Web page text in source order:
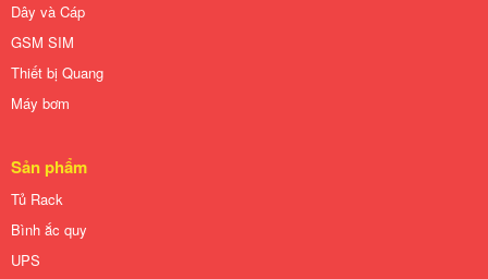
Dây và Cáp
GSM SIM
Thiết bị Quang
Máy bơm
Sản phẩm
Tủ Rack
Bình ắc quy
UPS